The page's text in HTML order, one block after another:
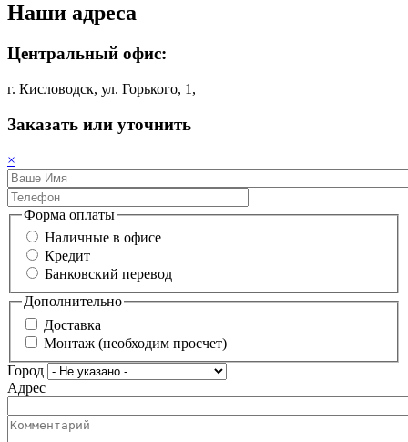
Наши адреса
Центральный офис:
г. Кисловодск, ул. Горького, 1,
Заказать или уточнить
×
Форма оплаты
Наличные в офисе
Кредит
Банковский перевод
Дополнительно
Доставка
Монтаж (необходим просчет)
Город
Адрес